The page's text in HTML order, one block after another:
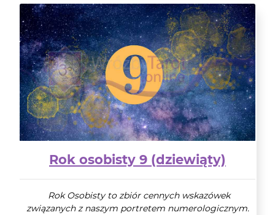
Rok osobisty 9 (dziewiąty)
Rok Osobisty to zbiór cennych wskazówek
związanych z naszym portretem numerologicznym.